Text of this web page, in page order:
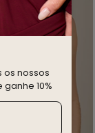
os nossos
10%